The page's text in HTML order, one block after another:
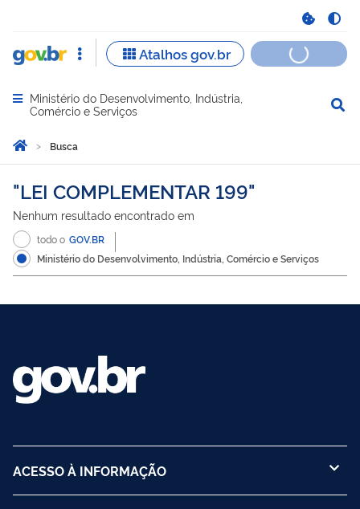
Abrir menu principal de navegação
Ministério do Desenvolvimento, Indústria,
Comércio e Serviços
Você está aqui:
Página Inicial
Busca
Busca
LEI COMPLEMENTAR 199
Nenhum resultado encontrado em
todo o GOV.BR
Ministério do Desenvolvimento, Indústria, Comércio e Serviços
ACESSO À INFORMAÇÃO